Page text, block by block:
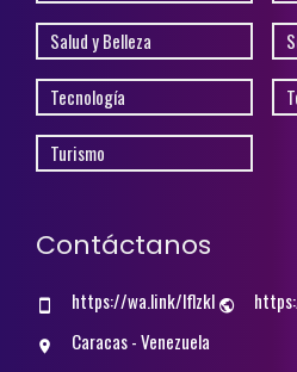
Salud y Belleza
Tecnología
Turismo
Contáctanos
https://wa.link/lflzkl
Caracas - Venezuela